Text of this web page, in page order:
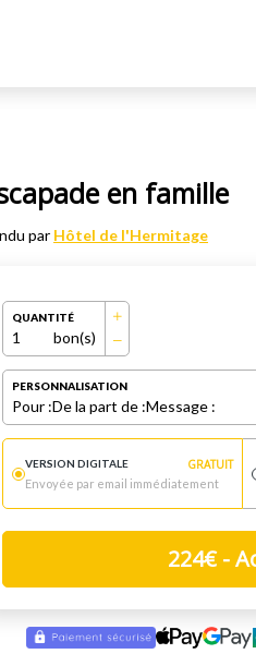
en famille
par Hôtel de l'Hermitage
QUANTITÉ
1 bon(s)
PERSONNALISATION
Pour :De la part de :Message :
VERSION DIGITALE GRATUIT
Envoyée par email immédiatement
224€-